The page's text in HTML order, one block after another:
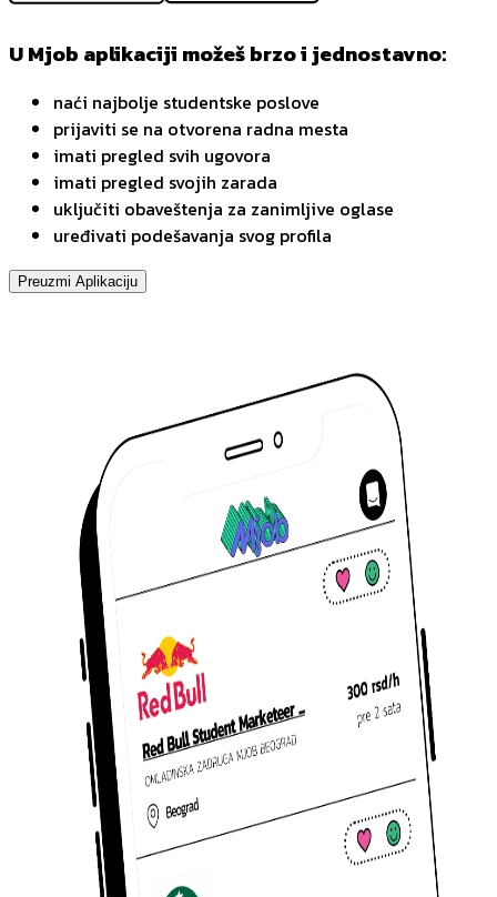
U Mjob aplikaciji možeš brzo i jednostavno:
naći najbolje studentske poslove
prijaviti se na otvorena radna mesta
imati pregled svih ugovora
imati pregled svojih zarada
uključiti obaveštenja za zanimljive oglase
uređivati podešavanja svog profila
Preuzmi Aplikaciju